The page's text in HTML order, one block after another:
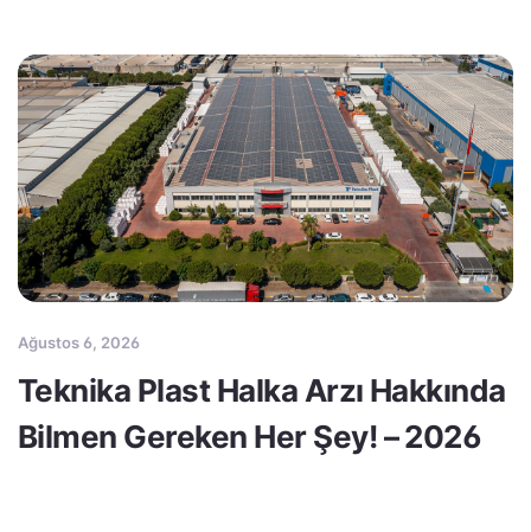
Ağustos 6, 2026
Teknika Plast Halka Arzı Hakkında
Bilmen Gereken Her Şey! – 2026